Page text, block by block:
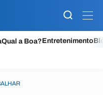
Qual a Boa?Entretenimento